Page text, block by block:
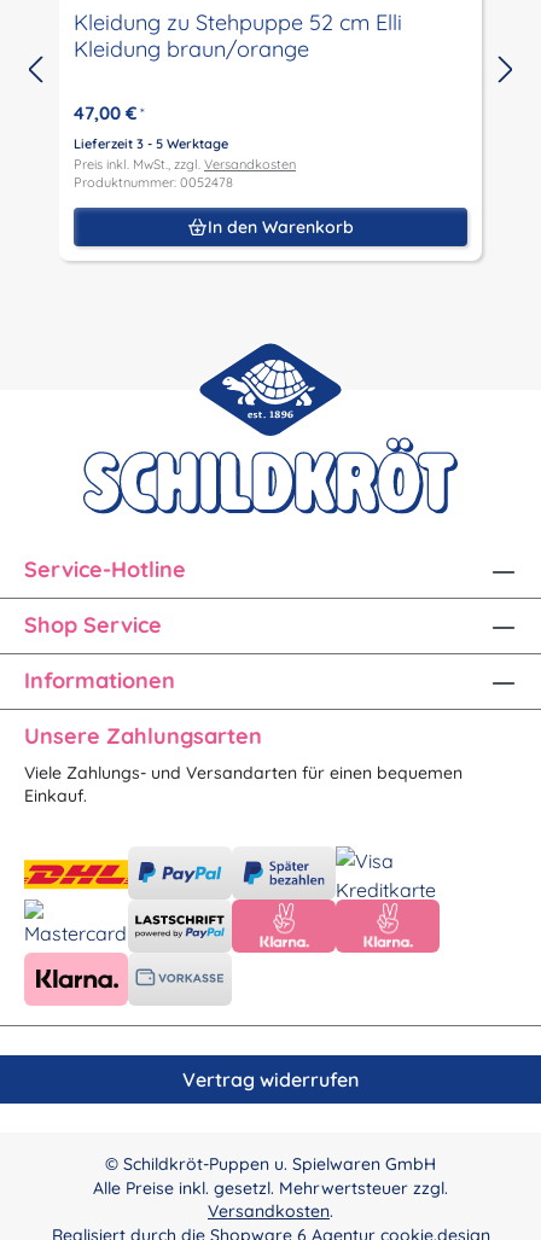
Kleidung zu Stehpuppe 52 cm Elli
Kleidung braun/orange
47,00 € *
Lieferzeit 3 - 5 Werktage
Preis inkl. MwSt., zzgl. Versandkosten
Produktnummer: 0052478
In den Warenkorb
Service-Hotline
Shop Service
Informationen
Unsere Zahlungsarten
Viele Zahlungs- und Versandarten für einen bequemen
Einkauf.
Vertrag widerrufen
© Schildkröt-Puppen u. Spielwaren GmbH
Alle Preise inkl. gesetzl. Mehrwertsteuer zzgl.
Versandkosten.
Realisiert durch die Shopware 6 Agentur cookie.design